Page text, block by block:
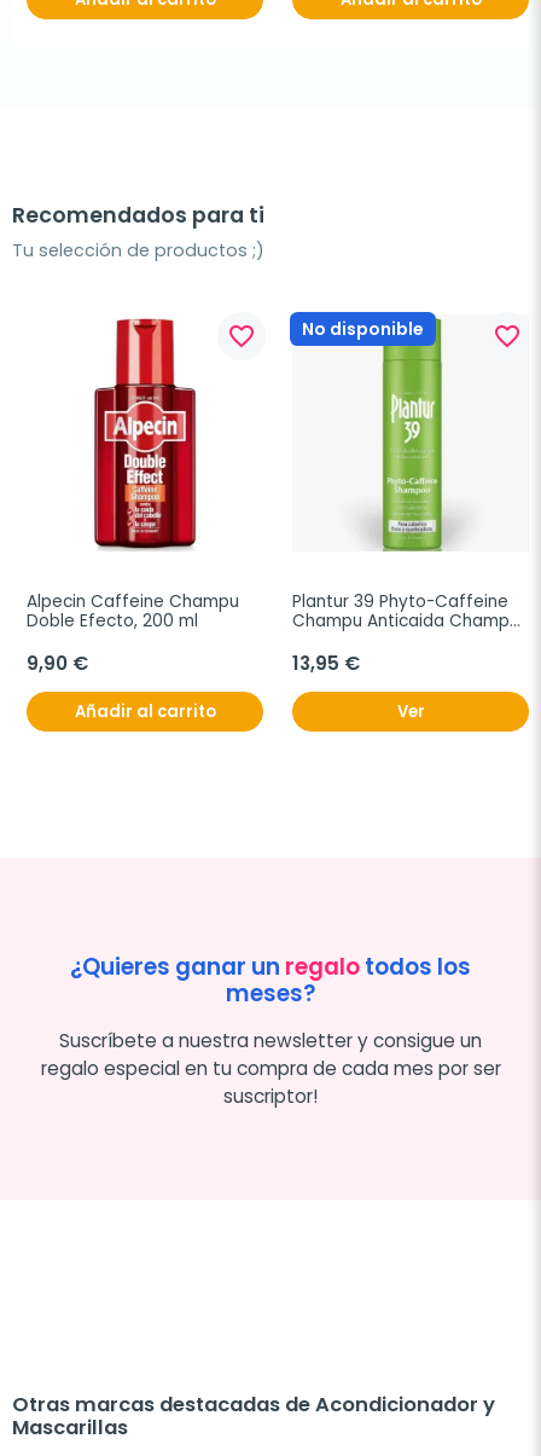
Recomendados para ti
Tu selección de productos ;)
favorite_border
Alpecin Caffeine Champu
Doble Efecto, 200 ml
9,90 €
Añadir al carrito
No disponible favorite_border
Plantur 39 Phyto-Caffeine
Champu Anticaida Champu
250 ml
13,95 €
Ver
¿Quieres ganar un regalotodos los
meses?
Suscríbete a nuestra newsletter y consigue un
regalo especial en tu compra de cada mes por ser
suscriptor!
Otras marcas destacadas de Acondicionador y
Mascarillas